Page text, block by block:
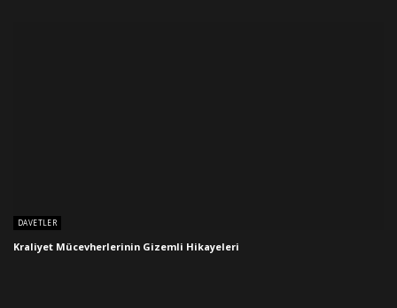
DAVETLER
Kraliyet Mücevherlerinin Gizemli Hikayeleri